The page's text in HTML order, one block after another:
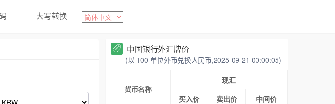
大写转换
中国银行外汇牌价
(以 100 单位外币兑换人民币,2025-09-21 00:00:05)
货币名称
现汇
买入价
卖出价
中间价